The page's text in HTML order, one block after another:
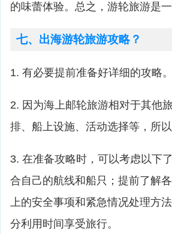
的味蕾体验。总之，游轮旅游是
七、出海游轮旅游攻略？
1. 有必要提前准备好详细的攻略。
2. 因为海上邮轮旅游相对于其他
排、船上设施、活动选择等，所
3. 在准备攻略时，可以考虑以下
合自己的航线和船只；提前了解
上的安全事项和紧急情况处理方
分利用时间享受旅行。